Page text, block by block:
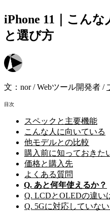
iPhone 11｜こん
と選び方
文： nor /Webツール開発者 /
目次
スペックと主要機能
こんな人に向いている
他モデルとの比較
購入前に知っておきた
価格と購入先
よくある質問
Q. あと何年使えるか？
Q. LCDとOLEDの違い
Q. 5Gに対応していな